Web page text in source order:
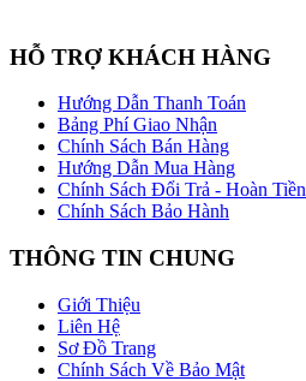
HỖ TRỢ KHÁCH HÀNG
Hướng Dẫn Thanh Toán
Bảng Phí Giao Nhận
Chính Sách Bán Hàng
Hướng Dẫn Mua Hàng
Chính Sách Đổi Trả - Hoàn Tiền
Chính Sách Bảo Hành
THÔNG TIN CHUNG
Giới Thiệu
Liên Hệ
Sơ Đồ Trang
Chính Sách Về Bảo Mật